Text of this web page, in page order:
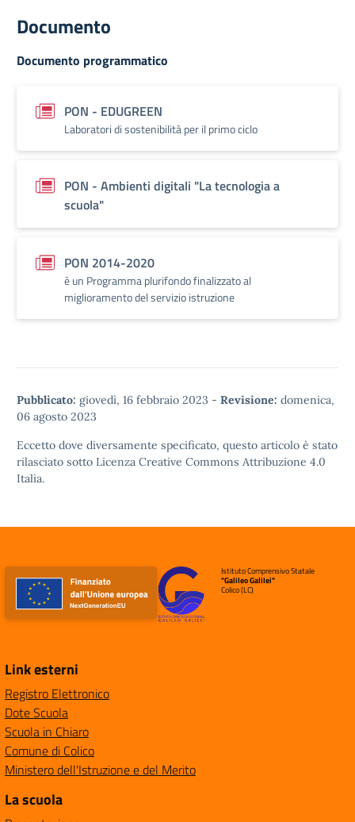
Documento
Documento programmatico
PON - EDUGREEN
Laboratori di sostenibilità per il primo ciclo
PON - Ambienti digitali "La tecnologia a
scuola"
PON 2014-2020
è un Programma plurifondo finalizzato al
miglioramento del servizio istruzione
Pubblicato: giovedì, 16 febbraio 2023 - Revisione: domenica,
06 agosto 2023
Eccetto dove diversamente specificato, questo articolo è stato
rilasciato sotto Licenza Creative Commons Attribuzione 4.0
Italia.
Istituto Comprensivo Statale
"Galileo Galilei"
Colico (LC)
Link esterni
Registro Elettronico
Dote Scuola
Scuola in Chiaro
Comune di Colico
Ministero dell'Istruzione e del Merito
La scuola